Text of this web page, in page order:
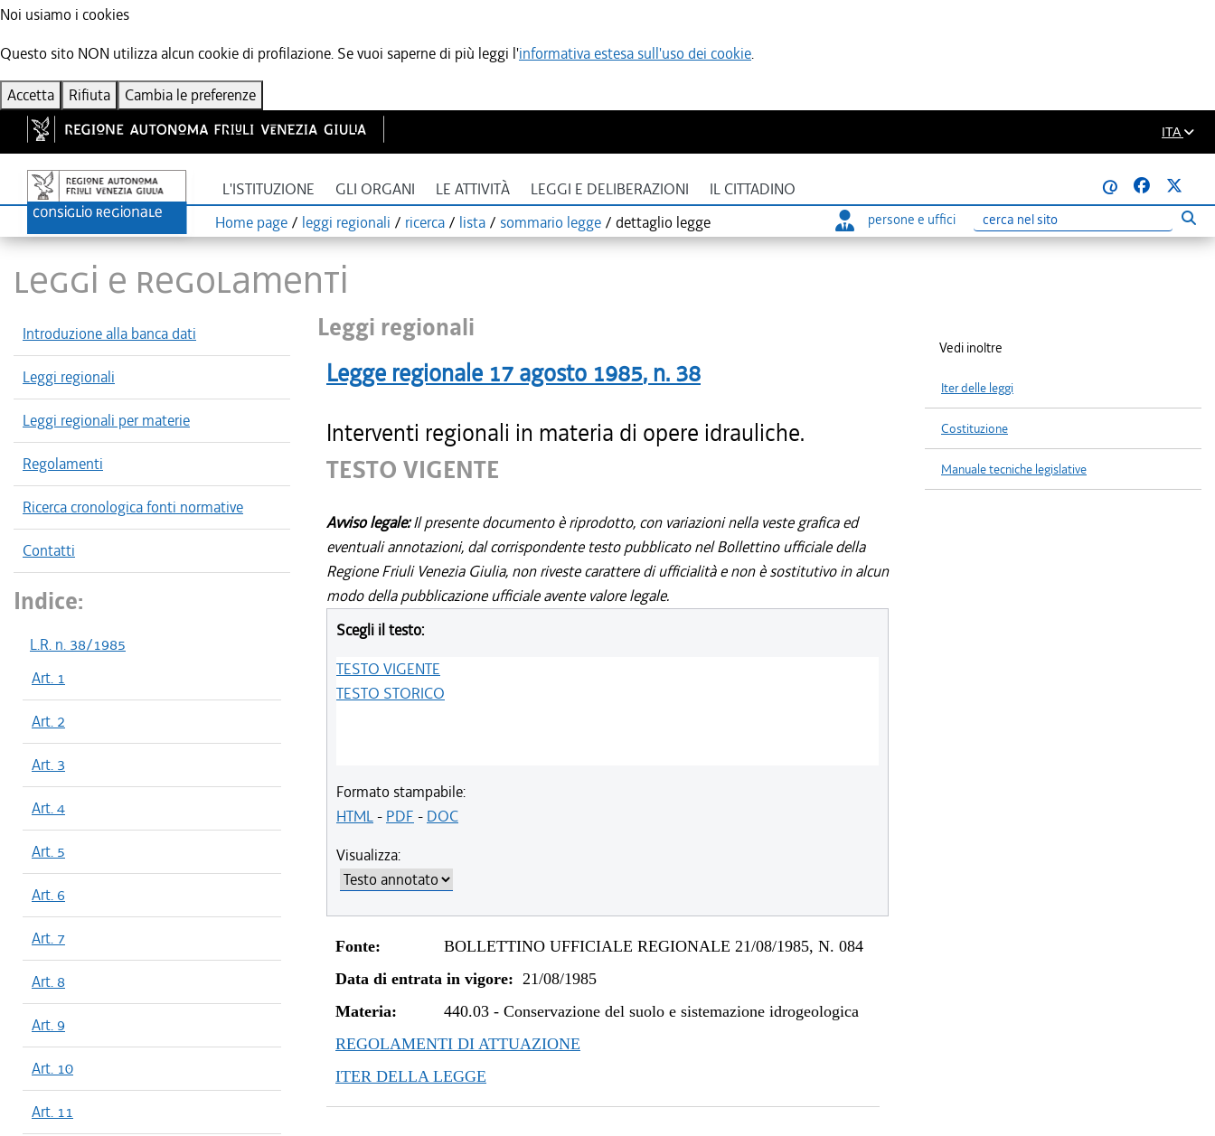
Noi usiamo i cookies
Questo sito NON utilizza alcun cookie di profilazione. Se vuoi saperne di più leggi l'informativa estesa sull'uso dei cookie.
Accetta Rifiuta Cambia le preferenze
ITA
L'ISTITUZIONE GLI ORGANI LE ATTIVITÀ LEGGI E DELIBERAZIONI IL CITTADINO
@
Home page / leggi regionali / ricerca / lista / sommario legge / dettaglio legge persone e uffici
Ricerca
LEGGI E REGOLAMENTI
Introduzione alla banca dati
Leggi regionali
Leggi regionali per materie
Regolamenti
Ricerca cronologica fonti normative
Contatti
Indice:
L.R. n. 38/1985
Art. 1
Art. 2
Art. 3
Art. 4
Art. 5
Art. 6
Art. 7
Art. 8
Art. 9
Art. 10
Art. 11
Leggi regionali
Legge regionale 17 agosto 1985, n. 38
Interventi regionali in materia di opere idrauliche.
TESTO VIGENTE
Avviso legale:Il presente documento è riprodotto, con variazioni nella veste grafica ed
eventuali annotazioni, dal corrispondente testo pubblicato nel Bollettino ufficiale della
Regione Friuli Venezia Giulia, non riveste carattere di ufficialità e non è sostitutivo in alcun
modo della pubblicazione ufficiale avente valore legale.
Scegli il testo:
TESTO VIGENTE
TESTO STORICO
Formato stampabile:
HTML- PDF - DOC
Visualizza:
Fonte:
BOLLETTINO UFFICIALE REGIONALE 21/08/1985, N. 084
Data di entrata in vigore: 21/08/1985
Materia:
440.03 -Conservazione del suolo e sistemazione idrogeologica
REGOLAMENTI DI ATTUAZIONE
ITER DELLA LEGGE
Vedi inoltre
Iter delle leggi
Costituzione
Manuale tecniche legislative